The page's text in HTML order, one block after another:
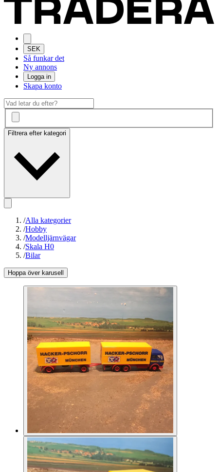
SEK
Så funkar det
Ny annons
Logga in
Skapa konto
Filtrera efter kategori
/Alla kategorier
/Hobby
/Modelljärnvägar
/Skala H0
/Bilar
Hoppa över karusell